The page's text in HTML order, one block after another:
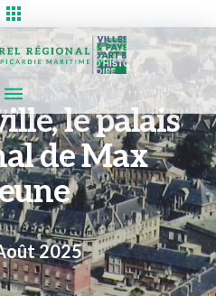
le palais
de Max
2025